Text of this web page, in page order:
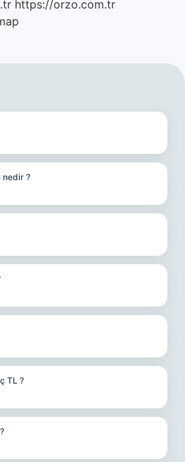
https://orzo.com.tr
nedir ?
TL ?